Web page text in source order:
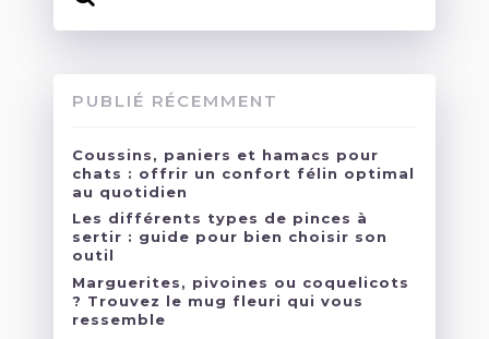
PUBLIÉ RÉCEMMENT
Coussins, paniers et hamacs pour
chats : offrir un confort félin optimal
au quotidien
Les différents types de pinces à
sertir : guide pour bien choisir son
outil
Marguerites, pivoines ou coquelicots
? Trouvez le mug fleuri qui vous
ressemble